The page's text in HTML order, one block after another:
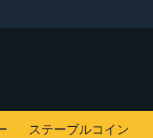
ステーブルコイン